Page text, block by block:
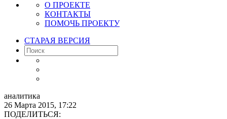
О ПРОЕКТЕ
КОНТАКТЫ
ПОМОЧЬ ПРОЕКТУ
СТАРАЯ ВЕРСИЯ
аналитика
26 Марта 2015, 17:22
ПОДЕЛИТЬСЯ: